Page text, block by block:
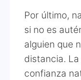
Por último,
si no es
alguien que
distancia.
confianza